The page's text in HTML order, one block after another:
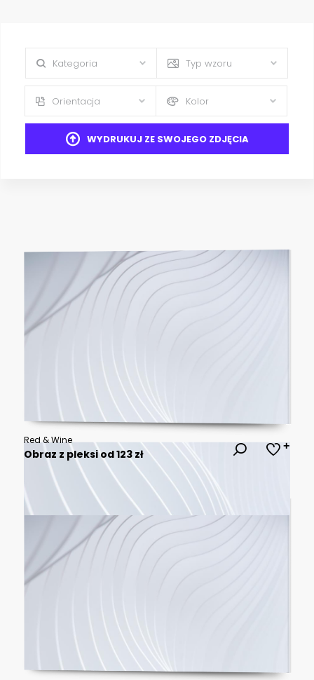
Kategoria Typ wzoru
Orientacja Kolor
WYDRUKUJ ZE SWOJEGO ZDJĘCIA
Red & Wine
Obraz z pleksi od 123 zł